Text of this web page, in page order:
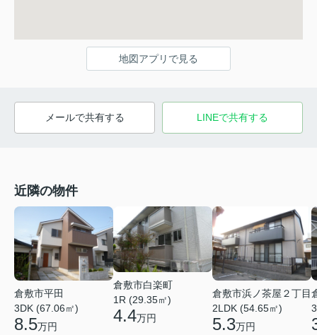
地図アプリで見る
メールで共有する LINEで共有する
近隣の物件
倉敷市平田
3DK (67.06㎡)
8.5万円
倉敷市白楽町
1R (29.35㎡)
4.4万円
倉敷市浜ノ茶屋２丁目
2LDK (54.65㎡)
5.3万円